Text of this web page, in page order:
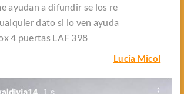
ayudan a difundir se los re
dato si lo ven ayuda
4 puertas LAF 398
Lucia Micol